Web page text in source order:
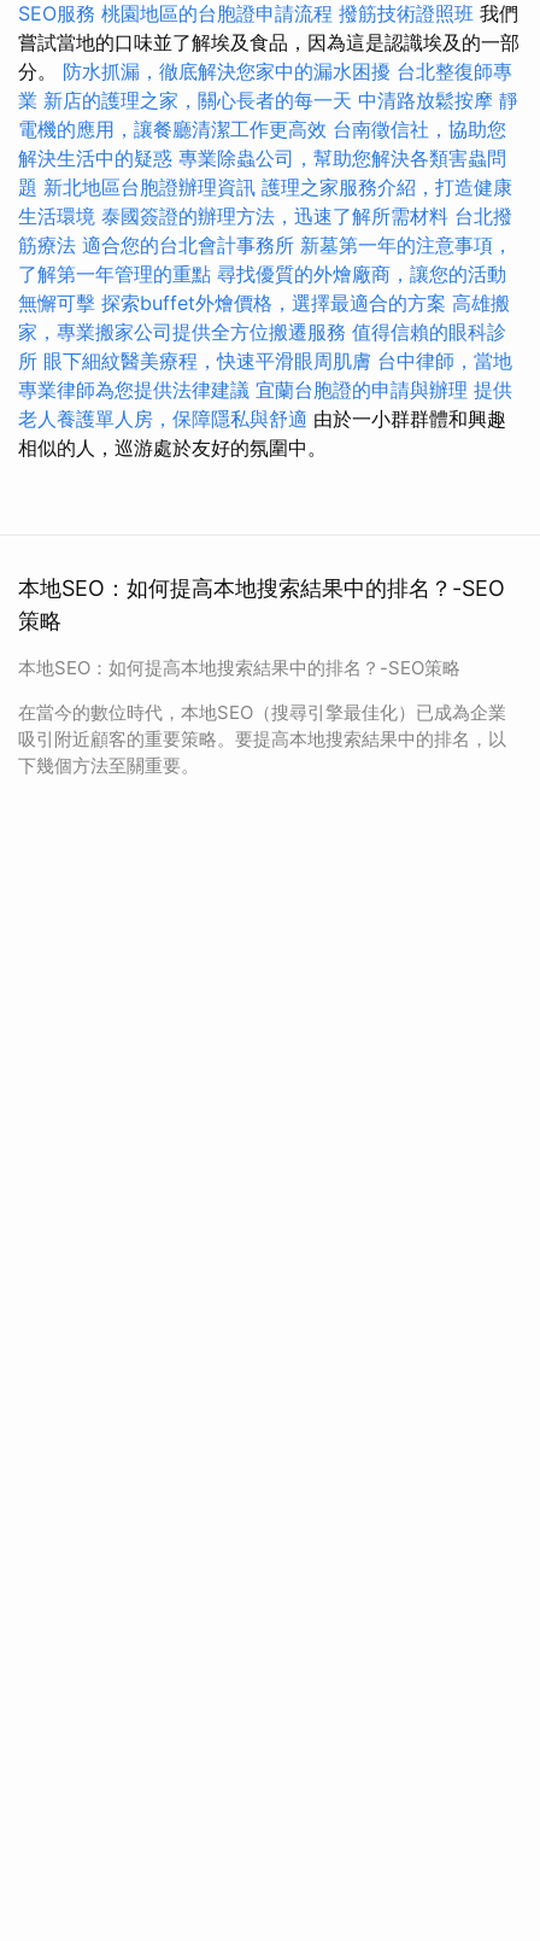
SEO服務 桃園地區的台胞證申請流程 撥筋技術證照班 我們
嘗試當地的口味並了解埃及食品，因為這是認識埃及的一部
分。 防水抓漏，徹底解決您家中的漏水困擾 台北整復師專
業 新店的護理之家，關心長者的每一天 中清路放鬆按摩 靜
電機的應用，讓餐廳清潔工作更高效 台南徵信社，協助您
解決生活中的疑惑 專業除蟲公司，幫助您解決各類害蟲問
題 新北地區台胞證辦理資訊 護理之家服務介紹，打造健康
生活環境 泰國簽證的辦理方法，迅速了解所需材料 台北撥
筋療法 適合您的台北會計事務所 新墓第一年的注意事項，
了解第一年管理的重點 尋找優質的外燴廠商，讓您的活動
無懈可擊 探索buffet外燴價格，選擇最適合的方案 高雄搬
家，專業搬家公司提供全方位搬遷服務 值得信賴的眼科診
所 眼下細紋醫美療程，快速平滑眼周肌膚 台中律師，當地
專業律師為您提供法律建議 宜蘭台胞證的申請與辦理 提供
老人養護單人房，保障隱私與舒適 由於一小群群體和興趣
相似的人，巡游處於友好的氛圍中。
本地SEO：如何提高本地搜索結果中的排名？-SEO
策略
本地SEO：如何提高本地搜索結果中的排名？-SEO策略
在當今的數位時代，本地SEO（搜尋引擎最佳化）已成為企業
吸引附近顧客的重要策略。要提高本地搜索結果中的排名，以
下幾個方法至關重要。